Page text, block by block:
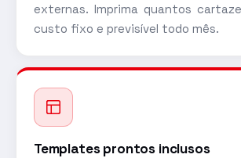
externas. Imprima quantos
custo fixo e previsível todo mês.
Templates prontos inclusos